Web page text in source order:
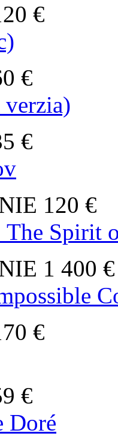
€
€
€
120 €
Spirit
1 400 €
€
€
Doré